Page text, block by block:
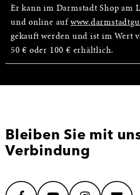
Er kann im Darmstadt Shop am
und online auf
gekauft werden und ist im Wert
50 € oder 100 € erhältlich.
Bleiben Sie mit
Verbindung